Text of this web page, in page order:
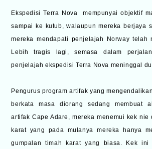
Ekspedisi Terra Nova mempunyai objektif
sampai ke kutub, walaupun mereka berjaya
mereka mendapati penjelajah Norway telah
Lebih tragis lagi, semasa dalam
penjelajah ekspedisi Terra Nova meninggal
Pengurus program artifak yang
berkata masa diorang sedang membuat
artifak Cape Adare, mereka menemui kek nie
karat yang pada mulanya mereka hanya
gumpalan timah karat yang biasa. Kek ini